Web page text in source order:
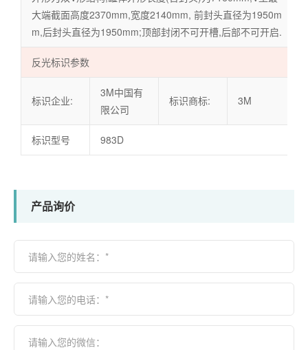
大端截面高度2370mm,宽度2140mm, 前封头直径为1950m
m,后封头直径为1950mm;顶部封闭不可开槽,后部不可开启.
反光标识参数
标识企业:
3M中国有
限公司
标识商标: 3M
标识型号 983D
产品询价
请输入您的姓名：*
请输入您的电话：*
请输入您的微信：